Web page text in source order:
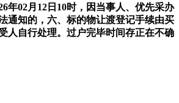
年02月12日10时，因当事人、优先采办
通知的，六、标的物让渡登记手续由买
人自行处理。过户完毕时间存正在不确